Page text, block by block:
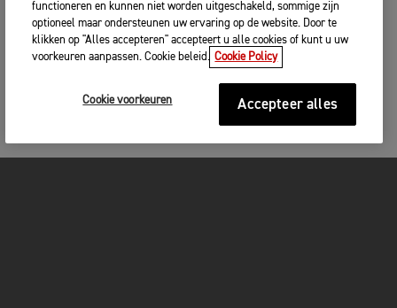
functioneren en kunnen niet worden uitgeschakeld, sommige zijn
optioneel maar ondersteunen uw ervaring op de website. Door te
klikken op "Alles accepteren" accepteert u alle cookies of kunt u uw
voorkeuren aanpassen. Cookie beleid. Cookie Policy
Cookie voorkeuren Accepteer alles